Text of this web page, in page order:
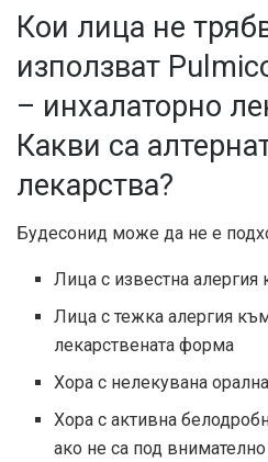
Кои лица не
използват
– инхалаторно
Какви са
лекарства?
Будесонид може да не е
Лица с известна
Лица с тежка алергия
лекарствената форма
Хора с нелекувана
Хора с активна
ако не са под